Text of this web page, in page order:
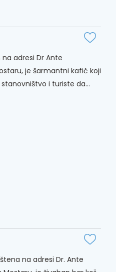
adresi Dr Ante
je šarmantni kafić koji
i turiste da...
na adresi Dr. Ante